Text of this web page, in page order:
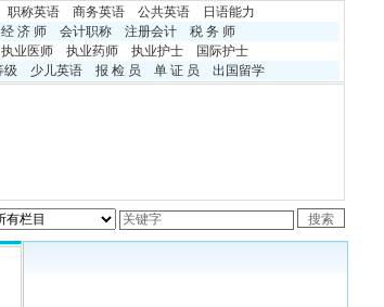
职称英语 商务英语 公共英语
日语能力
经 济 师 会计职称 注册会计
税 务 师
执业医师 执业药师 执业护士
国际护士
级 少儿英语 报 检 员 单 证 员 出国留学